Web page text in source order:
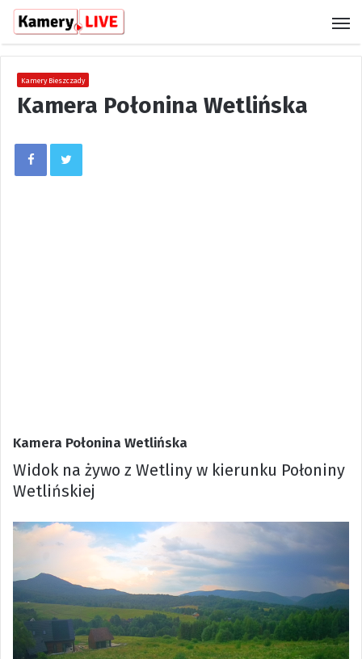
Kamery Bieszczady
Kamera Połonina Wetlińska
Kamera Połonina Wetlińska
Widok na żywo z Wetliny w kierunku Połoniny
Wetlińskiej